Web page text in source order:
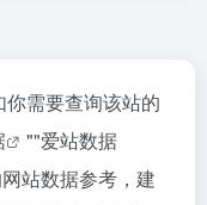
需要查询该站的
""爱站数据
站数据参考，建